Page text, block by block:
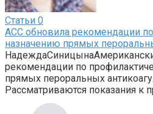
Статьи 0
ACC обновила рекомендации
назначению прямых
рекомендации по
прямых пероральных
Рассматриваются показания к